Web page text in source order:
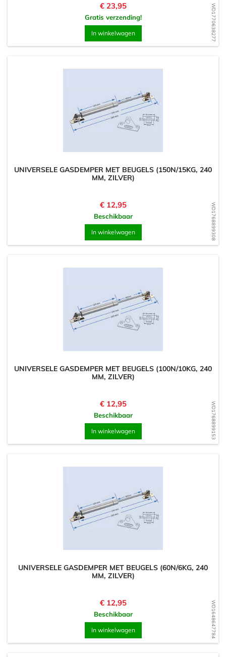
WD1770638277
Prijs
€ 23,95
Gratis verzending!
In winkelwagen
WD1768899308
UNIVERSELE GASDEMPER MET BEUGELS (150N/15KG, 240
MM, ZILVER)
Prijs
€ 12,95
Beschikbaar
In winkelwagen
WD1768899153
UNIVERSELE GASDEMPER MET BEUGELS (100N/10KG, 240
MM, ZILVER)
Prijs
€ 12,95
Beschikbaar
In winkelwagen
WD1648647784
UNIVERSELE GASDEMPER MET BEUGELS (60N/6KG, 240
MM, ZILVER)
Prijs
€ 12,95
Beschikbaar
In winkelwagen